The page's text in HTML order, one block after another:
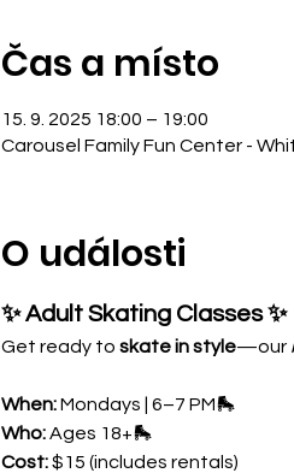
Čas a místo
15. 9. 2025 18:00 – 19:00
Carousel Family Fun Center -
O události
✨ Adult Skating Classes ✨
Get ready to skate in style—our
When: Mondays | 6–7 PM🛼
Who: Ages 18+🛼
Cost: $15 (includes rentals)